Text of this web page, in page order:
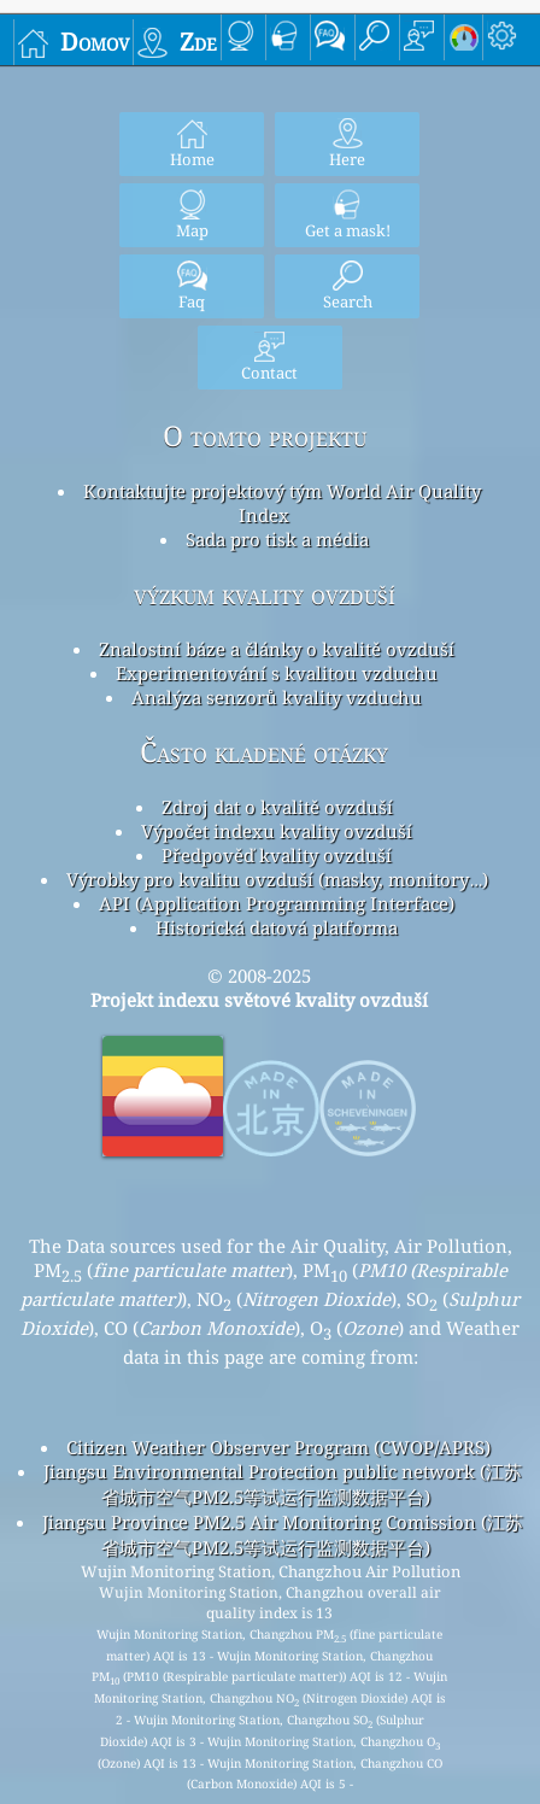
Domov Zde
Home Here
Map Get a mask!
Faq Search
Contact
O tomto projektu
Kontaktujte projektový tým World Air Quality
Index
Sada pro tisk a média
výzkum kvality ovzduší
Znalostní báze a články o kvalitě ovzduší
Experimentování s kvalitou vzduchu
Analýza senzorů kvality vzduchu
Často kladené otázky
Zdroj dat o kvalitě ovzduší
Výpočet indexu kvality ovzduší
Předpověď kvality ovzduší
Výrobky pro kvalitu ovzduší (masky, monitory…)
API (Application Programming Interface)
Historická datová platforma
© 2008-2025
Projekt indexu světové kvality ovzduší
The Data sources used for the Air Quality, Air Pollution,
PM2.5 (fine particulate matter), PM10(PM10 (Respirable
particulate matter)), NO2 (Nitrogen Dioxide), SO2 (Sulphur
Dioxide), CO (Carbon Monoxide), O3 (Ozone) and Weather
data in this page are coming from:
Citizen Weather Observer Program (CWOP/APRS)
Jiangsu Environmental Protection public network (江苏
省城市空气PM2.5等试运行监测数据平台)
Jiangsu Province PM2.5 Air Monitoring Comission (江苏
省城市空气PM2.5等试运行监测数据平台)
Wujin Monitoring Station, Changzhou Air Pollution
Wujin Monitoring Station, Changzhou overall air
quality index is 13
Wujin Monitoring Station, Changzhou PM2.5 (fine particulate
matter) AQI is 13 - Wujin Monitoring Station, Changzhou
PM10 (PM10 (Respirable particulate matter)) AQI is 12 - Wujin
Monitoring Station, Changzhou NO2(Nitrogen Dioxide) AQI is
2 - Wujin Monitoring Station, Changzhou SO2(Sulphur
Dioxide) AQI is 3 - Wujin Monitoring Station, Changzhou O3
(Ozone) AQI is 13 - Wujin Monitoring Station, Changzhou CO
(Carbon Monoxide) AQI is 5 -